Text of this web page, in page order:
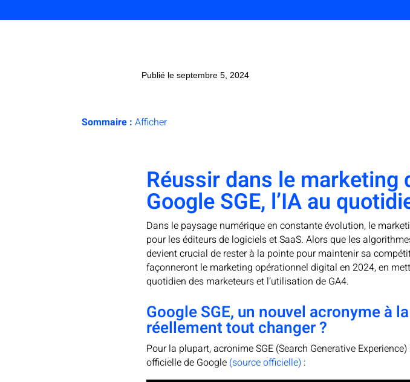
Publié le septembre 5, 2024
Sommaire : Afficher
Réussir dans le marketing
Google SGE, l’IA au
Dans le paysage numérique en constante évolution, le
pour les éditeurs de logiciels et SaaS. Alors que les
devient crucial de rester à la pointe pour maintenir sa
façonneront le marketing opérationnel digital en 2024, en
quotidien des marketeurs et l’utilisation de GA4.
Google SGE, un nouvel acronyme à
réellement tout changer ?
Pour la plupart, acronime SGE (Search Generative
officielle de Google (source officielle):